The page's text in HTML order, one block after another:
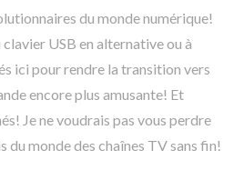
du monde numérique!
clavier USB en alternative ou à
ici pour rendre la transition vers
encore plus amusante! Et
Je ne voudrais pas vous perdre
du monde des chaînes TV sans fin!